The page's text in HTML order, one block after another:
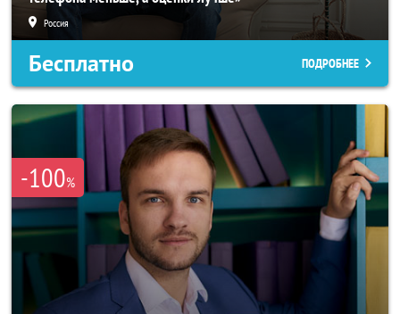
Россия
Бесплатно ПОДРОБНЕЕ
-100%